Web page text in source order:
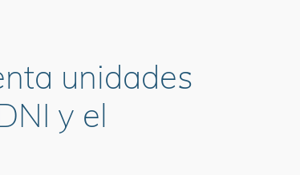
unidades
y el